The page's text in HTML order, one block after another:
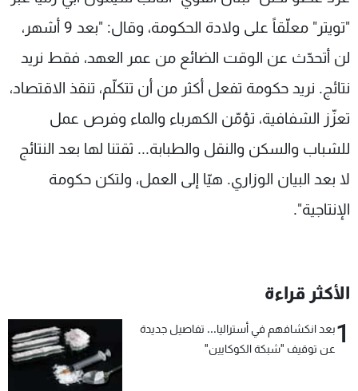
"تويتر" معلّقاً على ولادة الحكومة، وقال: "بعد 9 أشهر،
لن أتحدّث عن الوقت الضائع من عمر العهد، فقط نريد
نتائج. نريد حكومة تفعل أكثر من أن تتكلّم، تنقذ الاقتصاد،
تعزّز الشفافية، تؤمّن الكهرباء والماء وفرص عمل
للشباب والسكن والنقل والطبابة... ثقتنا لها بعد النتائج
لا بعد البيان الوزاري. هيّا إلى العمل، ولتكن حكومة
الإنتاجية".
الأكثر قراءة
1بعد انكشافهم في أستراليا... تفاصيل جديدة
عن توقيف "شبكة الكوكايين"
شاهد البرامج
الترددات
عن MTV
الإنـتـاج
لاعلاناتكم
وظائف
شروط الإسـتخدام
سياسة الخصوصية